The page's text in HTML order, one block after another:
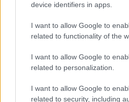
device identifiers in apps.
I want to allow Google to
related to functionality of the
I want to allow Google to
related to personalization.
I want to allow Google to
related to security, including
Invia un Comunicato Stampa